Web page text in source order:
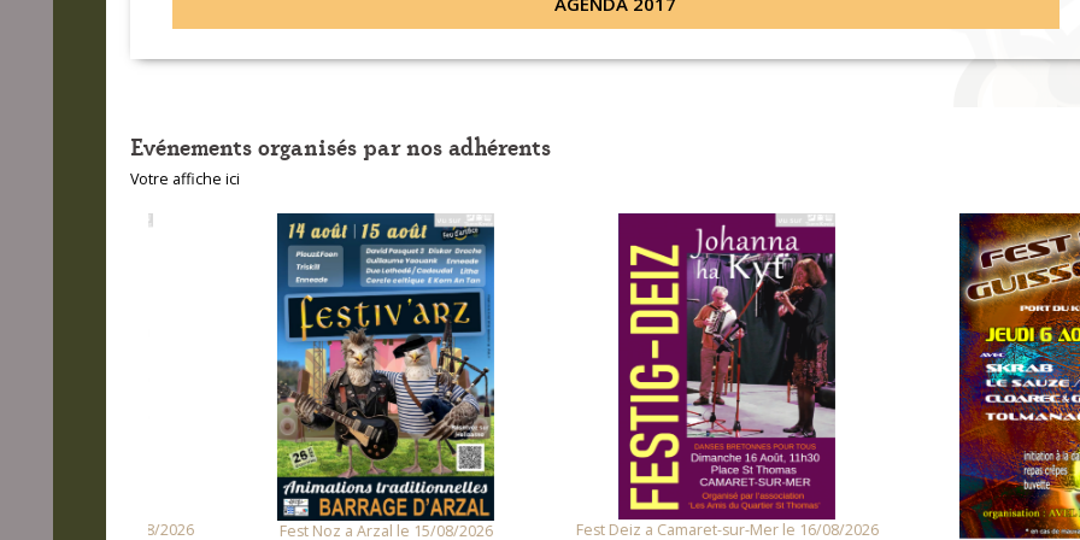
Evénements organisés par nos adhérents
Votre affiche ici
Fest Noz a Arzal le 15/08/2026
Fest Deiz a Camaret-sur-Mer le 16/08/2026